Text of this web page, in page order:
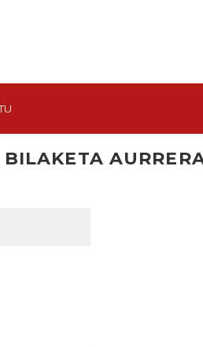
BILAKETA